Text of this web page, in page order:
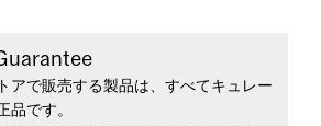
アで販売する製品は、すべてキュレー
品です。